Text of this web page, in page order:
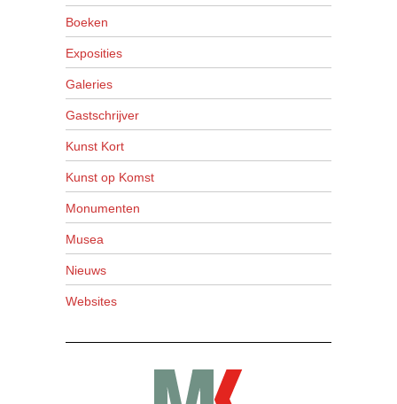
Boeken
Exposities
Galeries
Gastschrijver
Kunst Kort
Kunst op Komst
Monumenten
Musea
Nieuws
Websites